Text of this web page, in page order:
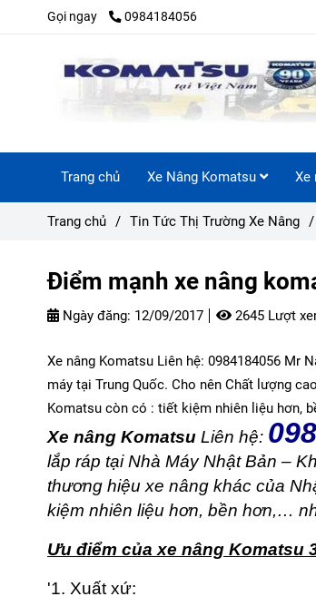
Gọi ngay 0984184056
Trang chủ Xe Nâng Komatsu Xe
Trang chủ / Tin Tức Thị Trường Xe Nâng /
Điểm mạnh xe nâng
Ngày đăng: 12/09/2017 2645 Lượt
Xe nâng Komatsu Liên hệ: 0984184056 Mr
máy tại Trung Quốc. Cho nên Chất lượng
Komatsu còn có : tiết kiệm nhiên liệu hơn,
Xe nâng Komatsu Liên hệ:
lắp ráp tại Nhà Máy Nhật Bản –
thương hiệu xe nâng khác của
kiệm nhiên liệu hơn, bền hơn,…
Ưu điểm của xe nâng Komatsu
'1. Xuất xứ: